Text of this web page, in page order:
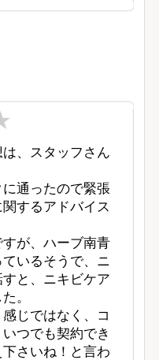
、スタッフさん
通ったので緊張
するアドバイス
が、ハーブ南青
いるそうで、ニ
と、ニキビケア
。
じではなく、コ
つでも契約でき
さいね！と言わ